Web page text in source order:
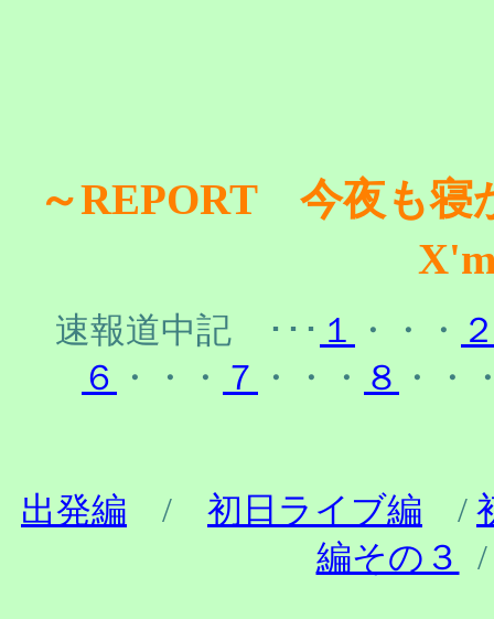
～REPORT 今夜も寝
速報道中記 ･･･ １ ・・・
６ ・・・ ７ ・・・ ８ ・・
出発編 / 初日ライブ編 /
編その３